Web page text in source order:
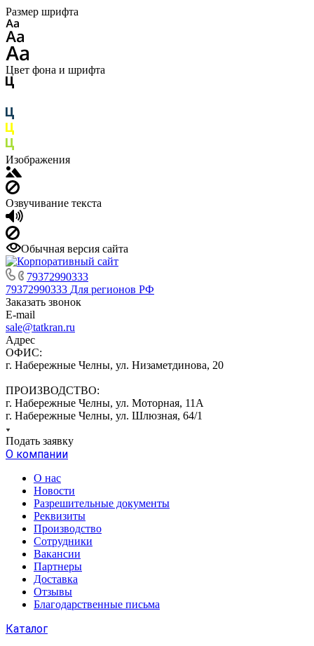
Размер шрифта
Цвет фона и шрифта
Изображения
Озвучивание текста
Обычная версия сайта
79372990333
79372990333 Для регионов РФ
Заказать звонок
E-mail
sale@tatkran.ru
Адрес
ОФИС:
г. Набережные Челны, ул. Низаметдинова, 20
ПРОИЗВОДСТВО:
г. Набережные Челны, ул. Моторная, 11А
г. Набережные Челны, ул. Шлюзная, 64/1
Подать заявку
О компании
О нас
Новости
Разрешительные документы
Реквизиты
Производство
Сотрудники
Вакансии
Партнеры
Доставка
Отзывы
Благодарственные письма
Каталог